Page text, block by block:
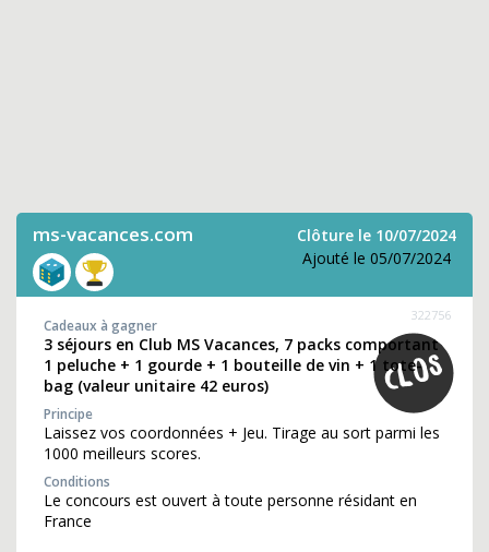
ms-vacances.com
Clôture le 10/07/2024
Ajouté le 05/07/2024
322756
Cadeaux à gagner
3 séjours en Club MS Vacances, 7 packs comportant
1 peluche + 1 gourde + 1 bouteille de vin + 1 tote-
bag (valeur unitaire 42 euros)
Principe
Laissez vos coordonnées + Jeu. Tirage au sort parmi les
1000 meilleurs scores.
Conditions
Le concours est ouvert à toute personne résidant en
France